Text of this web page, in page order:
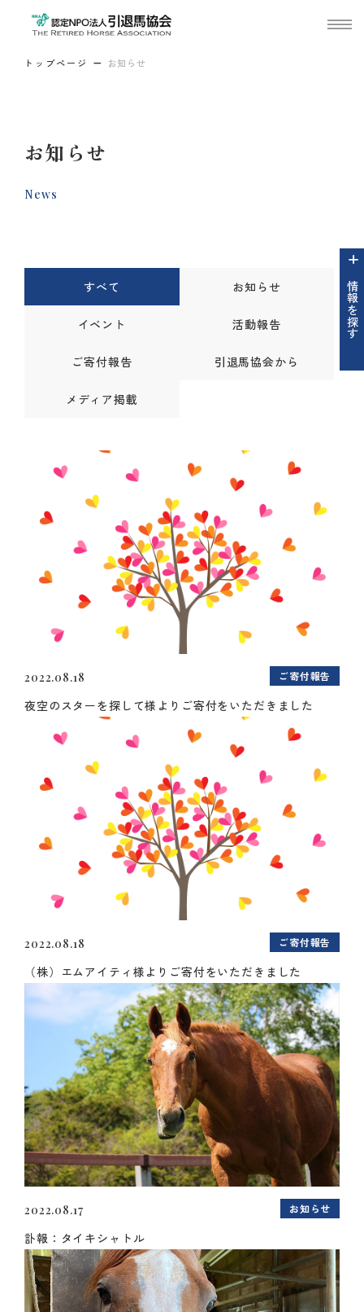
トップページ お知らせ
お知らせ
News
情報を探す
すべて お知らせ
イベント 活動報告
ご寄付報告 引退馬協会から
メディア掲載
2022.08.18 ご寄付報告
夜空のスターを探して様よりご寄付をいただきました
2022.08.18 ご寄付報告
（株）エムアイティ様よりご寄付をいただきました
2022.08.17 お知らせ
訃報：タイキシャトル